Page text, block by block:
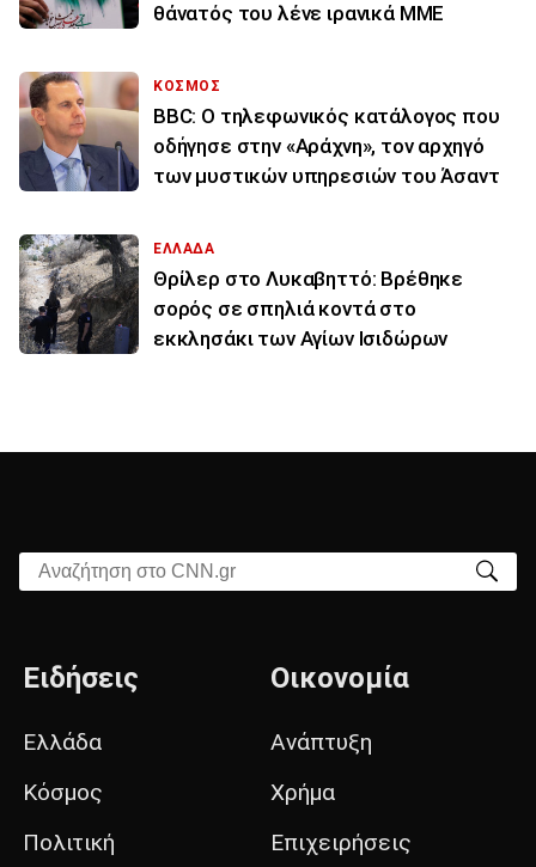
θάνατός του λένε ιρανικά ΜΜΕ
ΚΟΣΜΟΣ
BBC: Ο τηλεφωνικός κατάλογος που
οδήγησε στην «Αράχνη», τον αρχηγό
των μυστικών υπηρεσιών του Άσαντ
ΕΛΛΑΔΑ
Θρίλερ στο Λυκαβηττό: Βρέθηκε
σορός σε σπηλιά κοντά στο
εκκλησάκι των Αγίων Ισιδώρων
Αναζήτηση στο CNN.gr
Ειδήσεις
Ελλάδα
Κόσμος
Πολιτική
Οικονομία
Ανάπτυξη
Χρήμα
Επιχειρήσεις